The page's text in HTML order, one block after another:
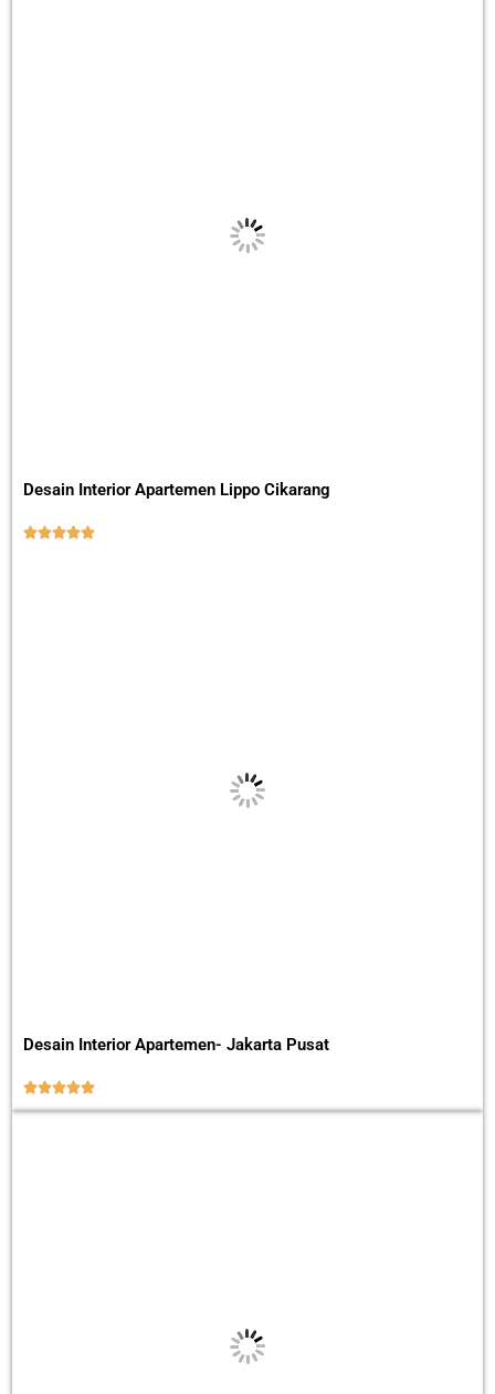
Desain Interior Apartemen Lippo Cikarang

Desain Interior Apartemen- Jakarta Pusat
